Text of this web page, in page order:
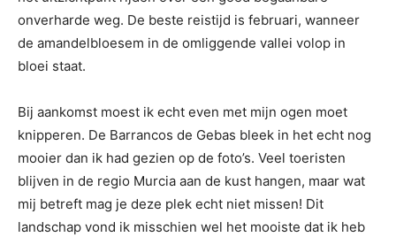
onverharde weg. De beste reistijd is februari, wanneer
de amandelbloesem in de omliggende vallei volop in
bloei staat.
Bij aankomst moest ik echt even met mijn ogen moet
knipperen. De Barrancos de Gebas bleek in het echt nog
mooier dan ik had gezien op de foto’s. Veel toeristen
blijven in de regio Murcia aan de kust hangen, maar wat
mij betreft mag je deze plek echt niet missen! Dit
landschap vond ik misschien wel het mooiste dat ik heb